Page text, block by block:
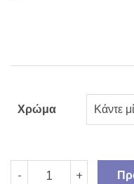
Χρώμα
-
Φραπιέρα
+